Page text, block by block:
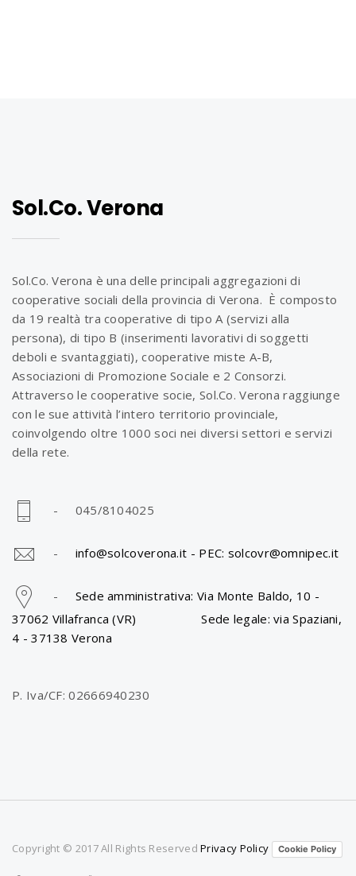
Sol.Co. Verona
Sol.Co. Verona è una delle principali aggregazioni di
cooperative sociali della provincia di Verona. È composto
da 19 realtà tra cooperative di tipo A (servizi alla
persona), di tipo B (inserimenti lavorativi di soggetti
deboli e svantaggiati), cooperative miste A-B,
Associazioni di Promozione Sociale e 2 Consorzi.
Attraverso le cooperative socie, Sol.Co. Verona raggiunge
con le sue attività l’intero territorio provinciale,
coinvolgendo oltre 1000 soci nei diversi settori e servizi
della rete.
- 045/8104025
- info@solcoverona.it - PEC: solcovr@omnipec.it
- Sede amministrativa: Via Monte Baldo, 10 -
37062 Villafranca (VR) Sede legale: via Spaziani,
4 - 37138 Verona
P. Iva/CF: 02666940230
Copyright © 2017 All Rights ReservedPrivacy Policy Cookie Policy